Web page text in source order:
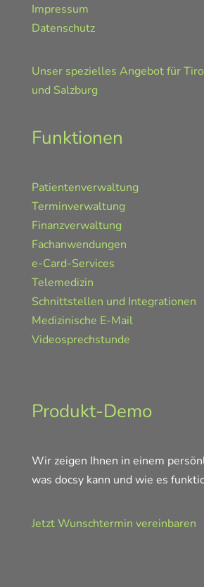
Impressum
Datenschutz
Unser spezielles Angebot für
und Salzburg
Funktionen
Patientenverwaltung
Terminverwaltung
Finanzverwaltung
Fachanwendungen
e-Card-Services
Telemedizin
Schnittstellen und Integrationen
Medizinische E-Mail
Videosprechstunde
Produkt-Demo
Wir zeigen Ihnen in einem
was docsy kann und wie es
Jetzt Wunschtermin vereinbaren